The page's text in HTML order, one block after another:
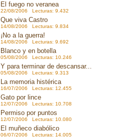
El fuego no veranea
22/08/2006 Lecturas: 9.432
Que viva Castro
14/08/2006 Lecturas: 9.834
¡No a la guerra!
14/08/2006 Lecturas: 9.692
Blanco y en botella
05/08/2006 Lecturas: 10.246
Y para terminar de descansar...
05/08/2006 Lecturas: 9.313
La memoria histérica
16/07/2006 Lecturas: 12.455
Gato por lince
12/07/2006 Lecturas: 10.708
Permiso por puntos
12/07/2006 Lecturas: 10.080
El muñeco diabólico
06/07/2006 Lecturas: 14.005